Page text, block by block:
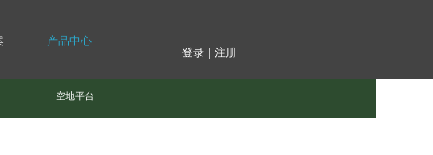
空地平台
登录 注册
产品中心